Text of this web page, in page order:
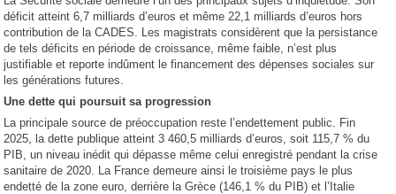
déficit atteint 6,7 milliards d’euros et même 22,1 milliards d’euros hors
contribution de la CADES. Les magistrats considèrent que la persistance
de tels déficits en période de croissance, même faible, n’est plus
justifiable et reporte indûment le financement des dépenses sociales sur
les générations futures.
Une dette qui poursuit sa progression
La principale source de préoccupation reste l’endettement public. Fin
2025, la dette publique atteint 3 460,5 milliards d’euros, soit 115,7 % du
PIB, un niveau inédit qui dépasse même celui enregistré pendant la crise
sanitaire de 2020. La France demeure ainsi le troisième pays le plus
endetté de la zone euro, derrière la Grèce (146,1 % du PIB) et l’Italie